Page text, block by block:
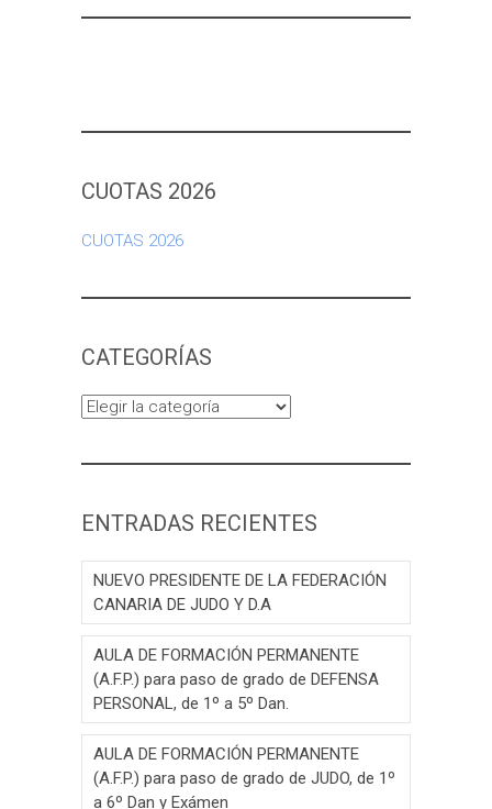
CUOTAS 2026
CUOTAS 2026
CATEGORÍAS
Categorías
ENTRADAS RECIENTES
NUEVO PRESIDENTE DE LA FEDERACIÓN
CANARIA DE JUDO Y D.A
AULA DE FORMACIÓN PERMANENTE
(A.F.P.) para paso de grado de DEFENSA
PERSONAL, de 1º a 5º Dan.
AULA DE FORMACIÓN PERMANENTE
(A.F.P.) para paso de grado de JUDO, de 1º
a 6º Dan y Exámen